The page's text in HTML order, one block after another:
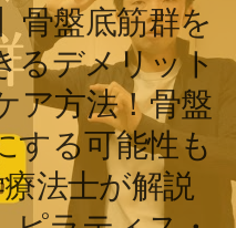
骨盤底筋群を
るデメリット
ア方法！骨盤
する可能性も
法士が解説